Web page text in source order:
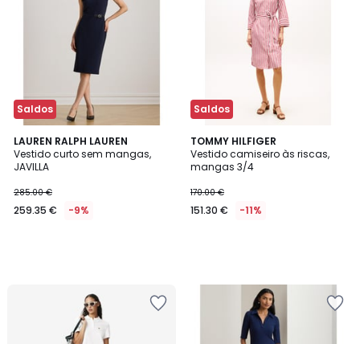
Saldos
LAUREN RALPH LAUREN
Vestido curto sem mangas,
JAVILLA
285.00 €
259.35 € -9%
Saldos
TOMMY HILFIGER
Vestido camiseiro às riscas,
mangas 3/4
170.00 €
151.30 € -11%